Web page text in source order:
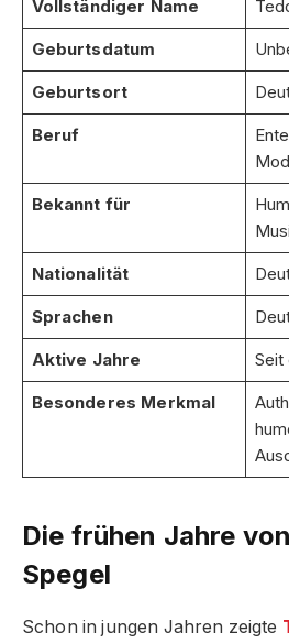
Vollständiger Name
Geburtsdatum
Geburtsort
Beruf
Bekannt für
Nationalität
Sprachen
Aktive Jahre Seit
Besonderes Merkmal
Die frühen Jahre
Spegel
Schon in jungen Jahren zeigte